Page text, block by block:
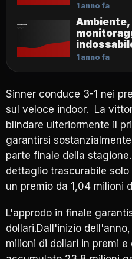
1 anno fa
Ambiente,
1 anno fa
Sinner conduce 3-1 nei
sul veloce indoor. La
blindare ulteriormente il
garantirsi
parte finale della
dettaglio trascurabile
un premio da 1,04 milioni
L'approdo in finale
dollari.Dall'inizio
milioni di dollari in premi